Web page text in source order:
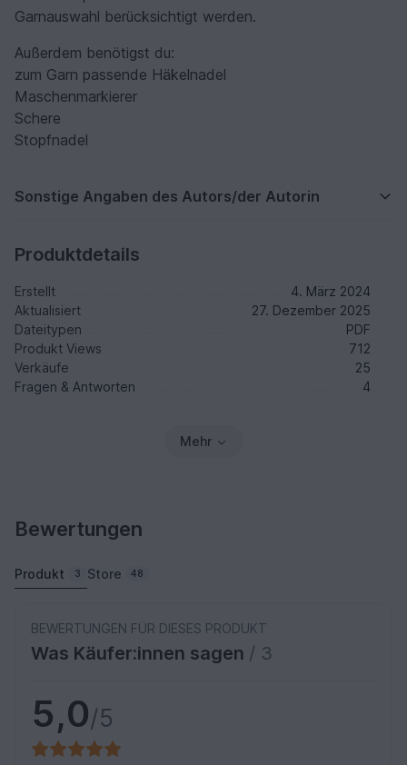
Garnauswahl berücksichtigt werden.
Außerdem benötigst du:
zum Garn passende Häkelnadel
Maschenmarkierer
Schere
Stopfnadel
Sonstige Angaben des Autors/der Autorin
Produktdetails
Erstellt
4. März 2024
Aktualisiert
27. Dezember 2025
Dateitypen
PDF
Produkt Views
712
Verkäufe
25
Fragen & Antworten
4
Mehr
Bewertungen
Produkt 3 Store 48
BEWERTUNGEN FÜR DIESES PRODUKT
Was Käufer:innen sagen / 3
5,0/5